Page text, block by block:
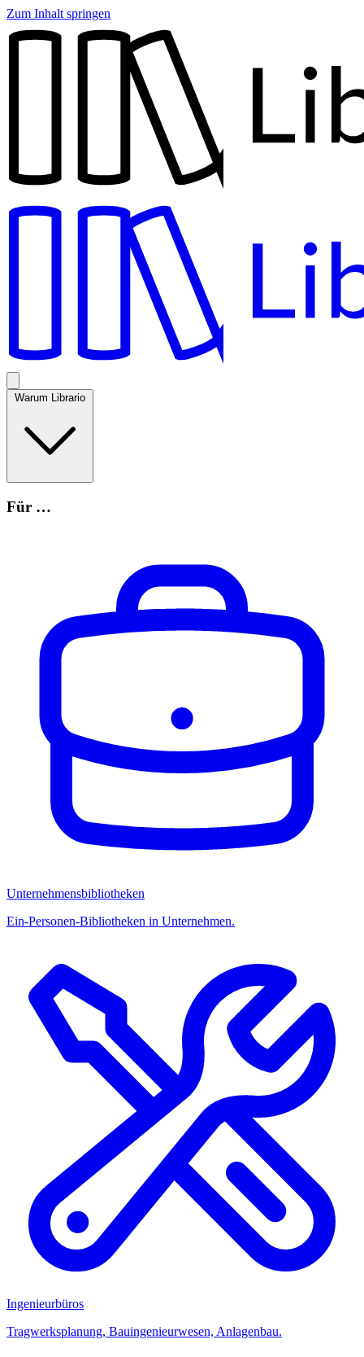
Zum Inhalt springen
Warum Librario
Für …
Unternehmensbibliotheken
Ein-Personen-Bibliotheken in Unternehmen.
Ingenieurbüros
Tragwerksplanung, Bauingenieurwesen, Anlagenbau.